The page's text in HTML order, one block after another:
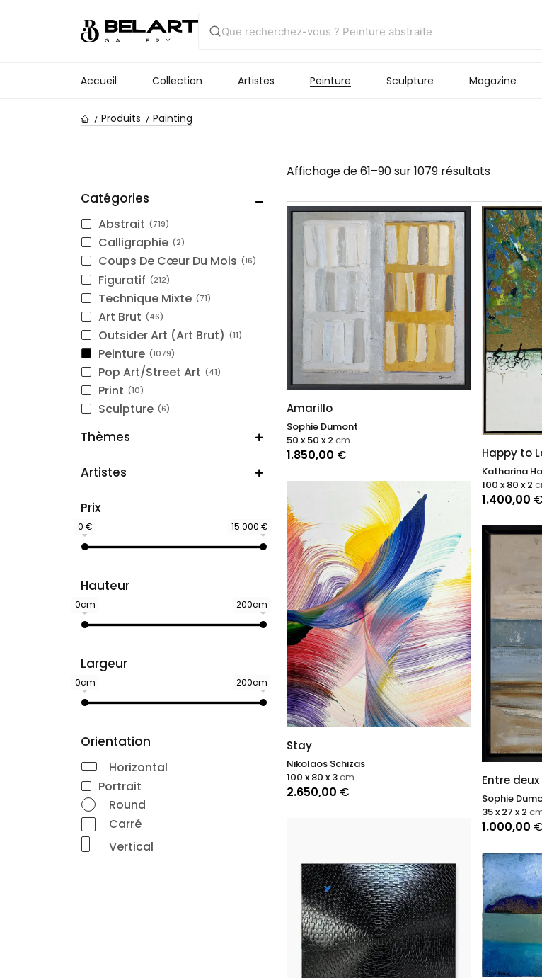
Accueil Collection Artistes Peinture Sculpture Magazine
Produits Painting
Catégories
Abstrait 719
Calligraphie 2
Coups De Cœur Du Mois 16
Figuratif 212
Technique Mixte 71
Art Brut 46
Outsider Art (Art Brut) 11
Peinture 1079
Pop Art/Street Art 41
Print 10
Sculpture 6
Thèmes
Artistes
Prix
0 € 15.000 €
Hauteur
0cm 200cm
Largeur
0cm 200cm
Orientation
Horizontal
Portrait
Round
Carré
Vertical
Affichage de 61–90 sur 1079 résultats
Amarillo
Sophie Dumont
1.850,00 €
50 x 50 x 2 cm
Stay
Nikolaos Schizas
2.650,00 €
100 x 80 x 3cm
Happy to
Katharina
1.400,00 €
100 x 80 x 2
Entre
Sophie
1.000,00 €
35 x 27 x 2